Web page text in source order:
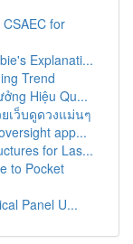
for
Explanati...
Trend
Hiệu Qu...
เว็บดูดวงแม่นๆ
app...
for Las...
to Pocket
Panel U...